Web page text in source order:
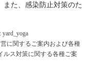
また、感染防止対策のた
yard_yoga
に関するご案内および各種
ルス対策に関する各種ご案